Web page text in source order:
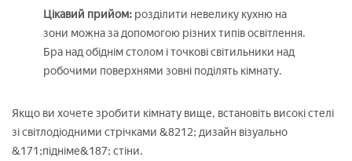
Цікавий прийом: розділити невелику кухню на
зони можна за допомогою різних типів освітлення.
Бра над обіднім столом і точкові світильники над
робочими поверхнями зовні поділять кімнату.
Якщо ви хочете зробити кімнату вище, встановіть високі стелі
зі світлодіодними стрічками &8212; дизайн візуально
&171;підніме&187; стіни.